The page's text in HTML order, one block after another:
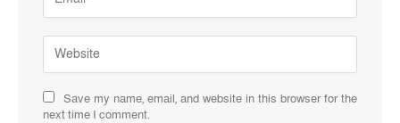
Save my name, email, and website in this browser for the
next time I comment.